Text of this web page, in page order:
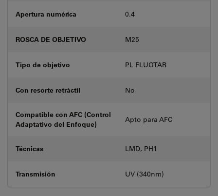
Apertura numérica 0.4
ROSCA DE OBJETIVO M25
Tipo de objetivo PL FLUOTAR
Con resorte retráctil No
Compatible con AFC (Control
Adaptativo del Enfoque)
Apto para AFC
Técnicas LMD, PH1
Transmisión UV (340nm)